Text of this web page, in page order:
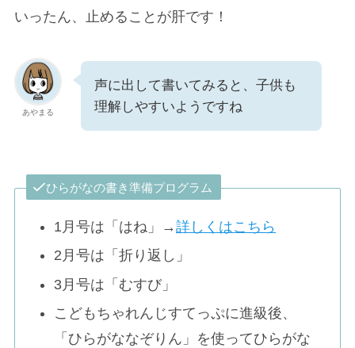
いったん、止めることが肝です！
あやまる
声に出して書いてみると、子供も
理解しやすいようですね
ひらがなの書き準備プログラム
1月号は「はね」→詳しくはこちら
2月号は「折り返し」
3月号は「むすび」
こどもちゃれんじすてっぷに進級後、
「ひらがななぞりん」を使ってひらがな